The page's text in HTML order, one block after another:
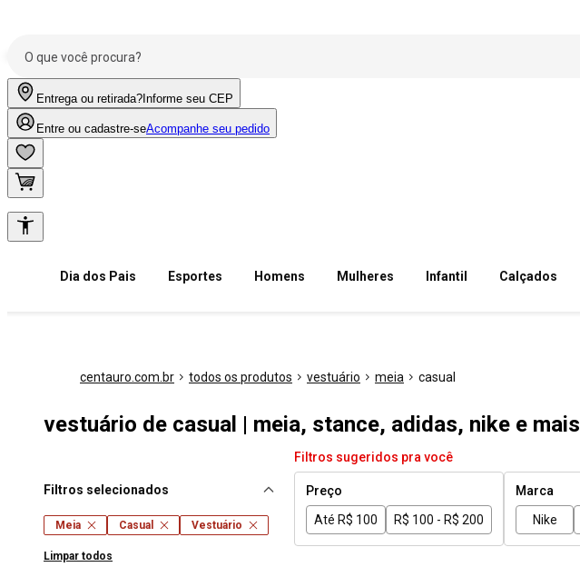
Entrega ou retirada? Informe seu CEP
Entre ou cadastre-seAcompanhe seu pedido
Dia dos Pais Esportes Homens Mulheres Infantil Calçados
centauro.com.br todos os produtos vestuário meia casual
vestuário de casual | meia, stance, adidas, nike e mais
Filtros selecionados
Meia Casual Vestuário
Limpar todos
Filtros sugeridos pra você
Preço
Até R$ 100
R$ 100 - R$ 200
Marca
Nike